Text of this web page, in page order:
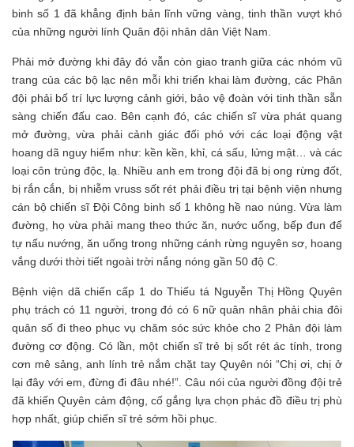
binh số 1 đã khẳng định bản lĩnh vững vàng, tinh thần vượt khó
của những người lính Quân đội nhân dân Việt Nam.
Phải mở đường khi đây đó vẫn còn giao tranh giữa các nhóm vũ
trang của các bộ lạc nên mỗi khi triển khai làm đường, các Phân
đội phải bố trí lực lượng cảnh giới, bảo vệ đoàn với tinh thần sẵn
sàng chiến đấu cao. Bên cạnh đó, các chiến sĩ vừa phát quang
mở đường, vừa phải cảnh giác đối phó với các loại động vật
hoang dã nguy hiểm như: kền kền, khỉ, cá sấu, lửng mật… và các
loại côn trùng độc, lạ. Nhiều anh em trong đội đã bị ong rừng đốt,
bị rắn cắn, bị nhiễm vruss sốt rét phải điều trị tại bệnh viện nhưng
cán bộ chiến sĩ Đội Công binh số 1 không hề nao núng. Vừa làm
đường, họ vừa phải mang theo thức ăn, nước uống, bếp đun để
tự nấu nướng, ăn uống trong những cánh rừng nguyên sơ, hoang
vắng dưới thời tiết ngoài trời nắng nóng gần 50 độ C.
Bệnh viện dã chiến cấp 1 do Thiếu tá Nguyễn Thị Hồng Quyên
phụ trách có 11 người, trong đó có 6 nữ quân nhân phải chia đôi
quân số đi theo phục vụ chăm sóc sức khỏe cho 2 Phân đội làm
đường cơ động. Có lần, một chiến sĩ trẻ bị sốt rét ác tính, trong
cơn mê sảng, anh lính trẻ nắm chặt tay Quyên nói “Chị ơi, chị ở
lại đây với em, đừng đi đâu nhé!”. Câu nói của người đồng đội trẻ
đã khiến Quyên cảm động, cố gắng lựa chọn phác đồ điều trị phù
hợp nhất, giúp chiến sĩ trẻ sớm hồi phục.